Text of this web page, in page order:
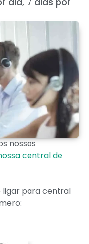
nossos
central de
ligar para central